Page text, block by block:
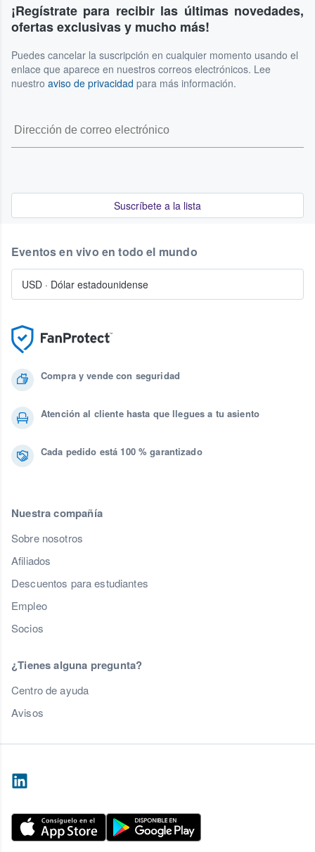
¡Regístrate para recibir las últimas novedades,
ofertas exclusivas y mucho más!
Puedes cancelar la suscripción en cualquier momento usando el
enlace que aparece en nuestros correos electrónicos. Lee
nuestro aviso de privacidad para más información.
Suscríbete a la lista
Compra y vende con seguridad
Atención al cliente hasta que llegues a tu asiento
Cada pedido está 100 % garantizado
Nuestra compañía
Sobre nosotros
Afiliados
Descuentos para estudiantes
Empleo
Socios
¿Tienes alguna pregunta?
Centro de ayuda
Avisos
Eventos en vivo en todo el mundo
USD · Dólar estadounidense